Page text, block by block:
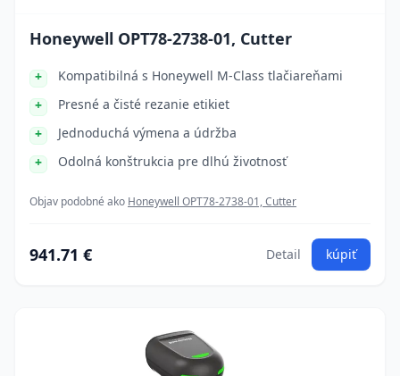
Honeywell OPT78-2738-01, Cutter
Kompatibilná s Honeywell M-Class tlačiareňami
Presné a čisté rezanie etikiet
Jednoduchá výmena a údržba
Odolná konštrukcia pre dlhú životnosť
Objav podobné ako Honeywell OPT78-2738-01, Cutter
941.71 € Detail kúpiť